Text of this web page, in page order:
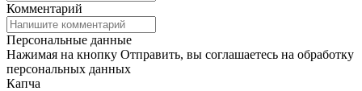
Комментарий
Персональные данные
Нажимая на кнопку Отправить, вы соглашаетесь на обработку
персональных данных
Капча